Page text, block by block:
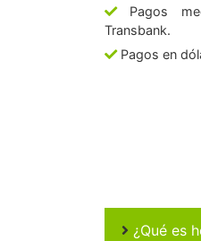
Pagos
Transbank.
Pagos en
¿Qué es